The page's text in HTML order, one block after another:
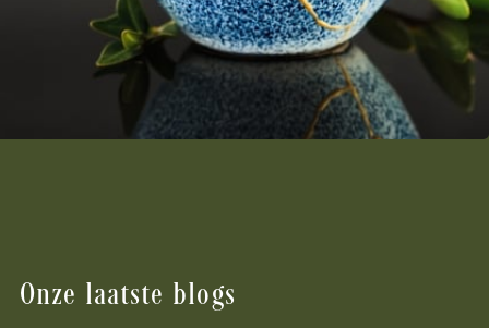
Onze laatste blogs